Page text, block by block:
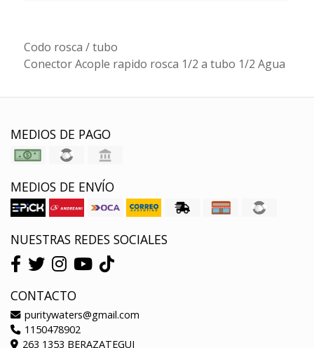
Codo rosca / tubo
Conector Acople rapido rosca 1/2 a tubo 1/2 Agua
MEDIOS DE PAGO
MEDIOS DE ENVÍO
NUESTRAS REDES SOCIALES
CONTACTO
puritywaters@gmail.com
1150478902
263 1353 BERAZATEGUI